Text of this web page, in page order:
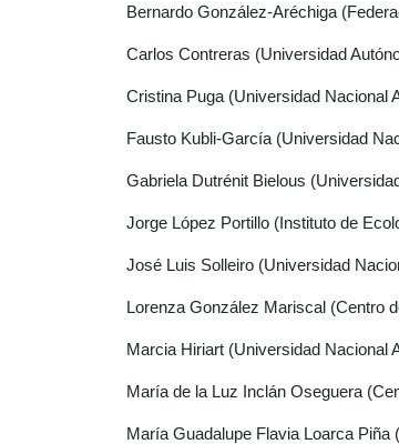
Bernardo González-Aréchiga
Carlos Contreras (Universidad
Cristina Puga (Universidad Nacional
Fausto Kubli-García (Universidad
Gabriela Dutrénit Bielous
Jorge López Portillo (Instituto de
José Luis Solleiro (Universidad
Lorenza González Mariscal (Centro
Marcia Hiriart (Universidad Nacional
María de la Luz Inclán Oseguera
María Guadalupe Flavia Loarca